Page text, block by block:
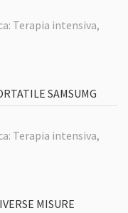
Terapia intensiva,
SAMSUMG
Terapia intensiva,
MISURE